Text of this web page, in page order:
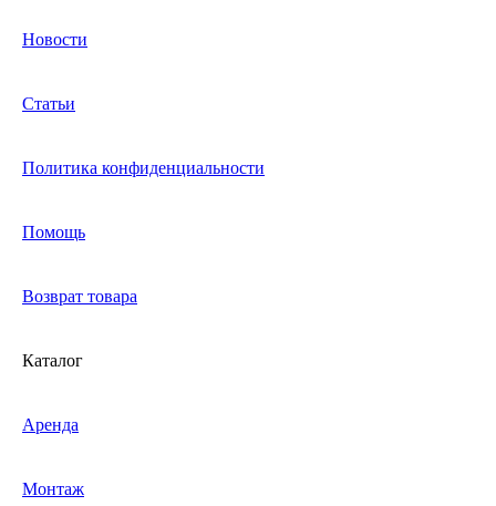
Новости
Статьи
Политика конфиденциальности
Помощь
Возврат товара
Каталог
Аренда
Монтаж